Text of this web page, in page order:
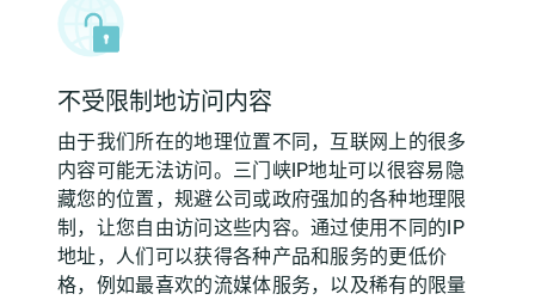
不受限制地访问内容
由于我们所在的地理位置不同，互联网上的很多
内容可能无法访问。三门峡IP地址可以很容易隐
藏您的位置，规避公司或政府强加的各种地理限
制，让您自由访问这些内容。通过使用不同的IP
地址，人们可以获得各种产品和服务的更低价
格，例如最喜欢的流媒体服务，以及稀有的限量